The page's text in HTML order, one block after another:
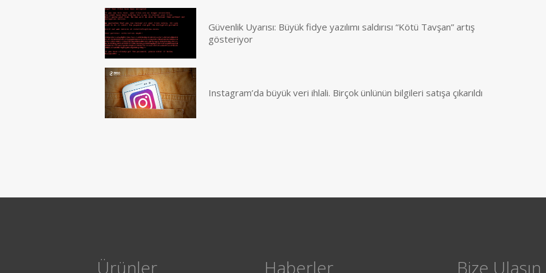
Güvenlik Uyarısı: Büyük fidye yazılımı saldırısı “Kötü Tavşan” artış
gösteriyor
Instagram’da büyük veri ihlali. Birçok ünlünün bilgileri satışa çıkarıldı
Ürünler Haberler Bize Ulaşın